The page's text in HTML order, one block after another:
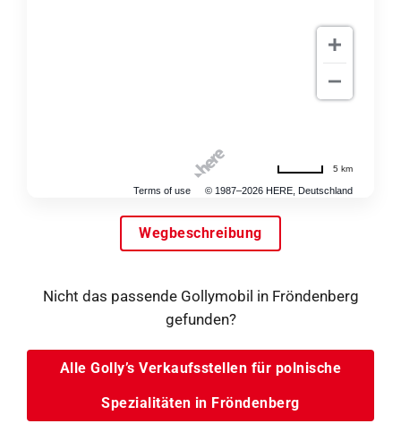
Terms of use © 1987–2026 HERE, Deutschland
5 km
Wegbeschreibung
Nicht das passende Gollymobil in Fröndenberg
gefunden?
Alle Golly’s Verkaufsstellen für polnische
Spezialitäten in Fröndenberg